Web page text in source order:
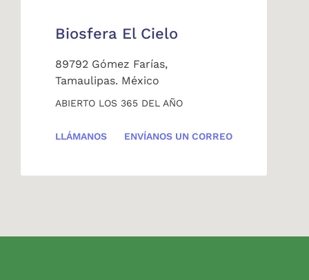
Biosfera El Cielo
89792 Gómez Farías,
Tamaulipas. México
ABIERTO LOS 365 DEL AÑO
LLÁMANOS ENVÍANOS UN CORREO